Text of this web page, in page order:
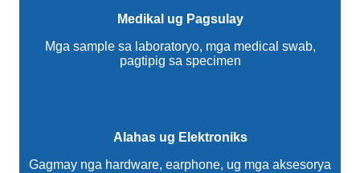
Medikal ug Pagsulay
Mga sample sa laboratoryo, mga medical swab,
pagtipig sa specimen
Alahas ug Elektroniks
Gagmay nga hardware, earphone, ug mga aksesorya